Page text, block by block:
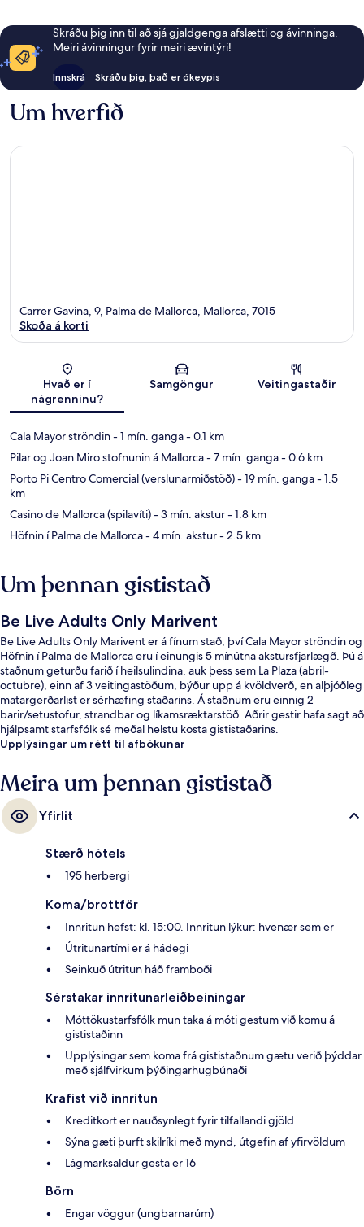
Skráðu þig inn til að sjá gjaldgenga afslætti og ávinninga.
Meiri ávinningur fyrir meiri ævintýri!
Innskrá Skráðu þig, það er ókeypis
Um hverfið
Kort
Carrer Gavina, 9, Palma de Mallorca, Mallorca, 7015
Skoða á korti
Hvað er í
nágrenninu?
Samgöngur Veitingastaðir
Cala Mayor ströndin- 1 mín. ganga- 0.1 km
Pilar og Joan Miro stofnunin á Mallorca- 7 mín. ganga- 0.6 km
Porto Pi Centro Comercial (verslunarmiðstöð)- 19 mín. ganga- 1.5
km
Casino de Mallorca (spilavíti)- 3 mín. akstur- 1.8 km
Höfnin í Palma de Mallorca- 4 mín. akstur- 2.5 km
Um þennan gististað
Be Live Adults Only Marivent
Be Live Adults Only Marivent er á fínum stað, því Cala Mayor ströndin og
Höfnin í Palma de Mallorca eru í einungis 5 mínútna akstursfjarlægð. Þú á
staðnum geturðu farið í heilsulindina, auk þess sem La Plaza (abril-
octubre), einn af 3 veitingastöðum, býður upp á kvöldverð, en alþjóðleg
matargerðarlist er sérhæfing staðarins. Á staðnum eru einnig 2
barir/setustofur, strandbar og líkamsræktarstöð. Aðrir gestir hafa sagt að
hjálpsamt starfsfólk sé meðal helstu kosta gististaðarins.
Upplýsingar um rétt til afbókunar
Meira um þennan gististað
Yfirlit
Stærð hótels
195 herbergi
Koma/brottför
Innritun hefst: kl. 15:00. Innritun lýkur: hvenær sem er
Útritunartími er á hádegi
Seinkuð útritun háð framboði
Sérstakar innritunarleiðbeiningar
Móttökustarfsfólk mun taka á móti gestum við komu á
gististaðinn
Upplýsingar sem koma frá gististaðnum gætu verið þýddar
með sjálfvirkum þýðingarhugbúnaði
Krafist við innritun
Kreditkort er nauðsynlegt fyrir tilfallandi gjöld
Sýna gæti þurft skilríki með mynd, útgefin af yfirvöldum
Lágmarksaldur gesta er 16
Börn
Engar vöggur (ungbarnarúm)